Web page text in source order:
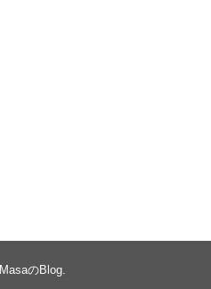
MasaのBlog.